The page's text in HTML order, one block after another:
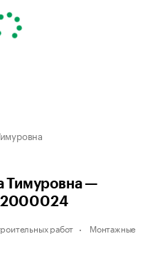
Тимуровна —
работ
Монтажные